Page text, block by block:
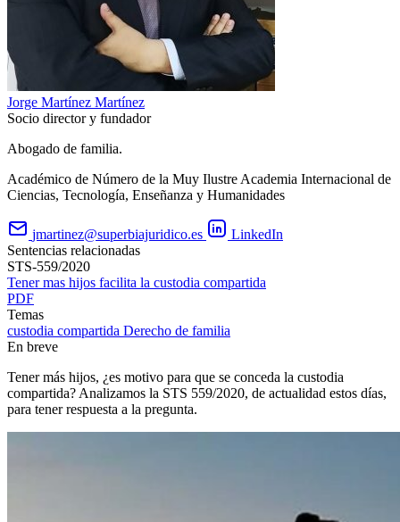
Jorge Martínez Martínez
Socio director y fundador
Abogado de familia.
Académico de Número de la Muy Ilustre Academia Internacional de
Ciencias, Tecnología, Enseñanza y Humanidades
jmartinez@superbiajuridico.es
LinkedIn
Sentencias relacionadas
STS-559/2020
Tener mas hijos facilita la custodia compartida
PDF
Temas
custodia compartida Derecho de familia
En breve
Tener más hijos, ¿es motivo para que se conceda la custodia
compartida? Analizamos la STS 559/2020, de actualidad estos días,
para tener respuesta a la pregunta.